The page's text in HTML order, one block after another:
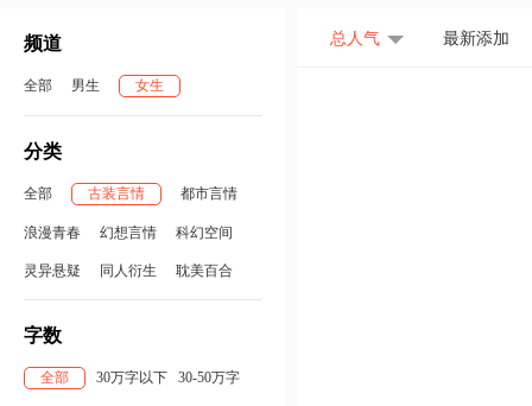
频道
全部 男生 女生
分类
全部 古装言情 都市言情
浪漫青春 幻想言情 科幻空间
灵异悬疑 同人衍生 耽美百合
字数
全部 30万字以下 30-50万字
总人气 最新添加